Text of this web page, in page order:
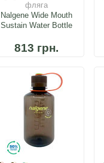
фляга
Nalgene Wide Mouth
Sustain Water Bottle
813 грн.